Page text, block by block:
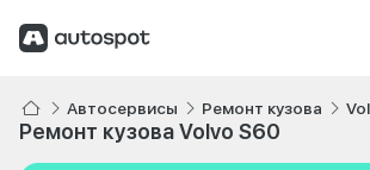
Автосервисы Ремонт кузова
Ремонт кузова Volvo S60